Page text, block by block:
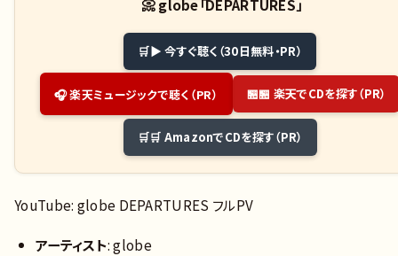
📀globe「DEPARTURES」
▶ 今すぐ聴く（30日無料・PR）
🎧 楽天ミュージックで聴く（PR） 🏪 楽天でCDを探す（PR）
🛒 AmazonでCDを探す（PR）
YouTube: globe DEPARTURES フルPV
アーティスト: globe